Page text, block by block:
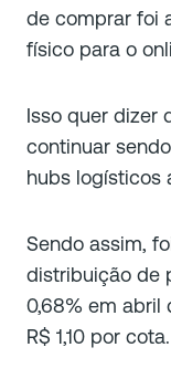
de comprar foi
físico para o
Isso quer dizer
continuar
hubs logísticos
Sendo assim,
distribuição de
0,68% em abril
R$ 1,10 por cota.